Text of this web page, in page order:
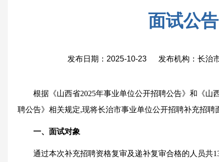
面试公告
发布日期：2025-10-23 发布机构：长治
根据《山西省2025年事业单位公开招聘公告》和《山
聘公告》相关规定,现将长治市事业单位公开招聘补充招聘
一、面试对象
通过本次补充招聘资格复审及递补复审合格的人员共